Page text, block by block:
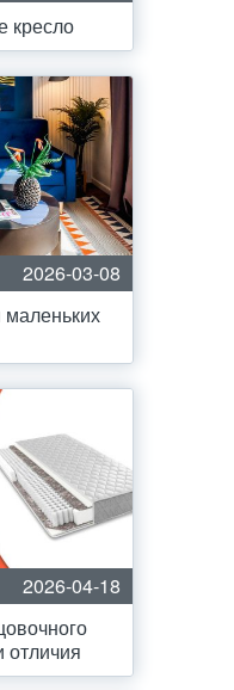
кресло
2026-03-08
2026-04-18
отличия